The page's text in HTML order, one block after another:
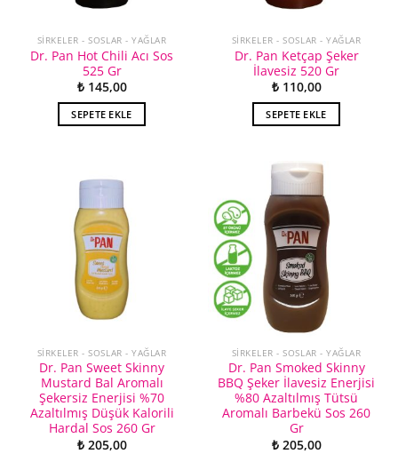
SIRKELER - SOSLAR - YAĞLAR
Dr. Pan Hot Chili Acı Sos
525 Gr
₺145,00
SEPETE EKLE
SIRKELER - SOSLAR - YAĞLAR
Dr. Pan Ketçap Şeker
İlavesiz 520 Gr
₺110,00
SEPETE EKLE
SIRKELER - SOSLAR - YAĞLAR
Dr. Pan Sweet Skinny
Mustard Bal Aromalı
Şekersiz Enerjisi %70
Azaltılmış Düşük Kalorili
Hardal Sos 260 Gr
₺205,00
SIRKELER - SOSLAR - YAĞLAR
Dr. Pan Smoked Skinny
BBQ Şeker İlavesiz Enerjisi
%80 Azaltılmış Tütsü
Aromalı Barbekü Sos 260
Gr
₺205,00